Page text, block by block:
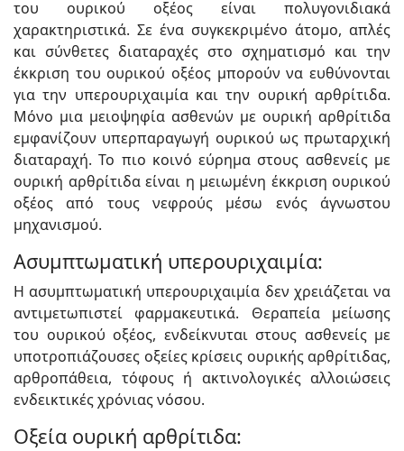
του ουρικού οξέος είναι πολυγονιδιακά
χαρακτηριστικά. Σε ένα συγκεκριμένο άτομο, απλές
και σύνθετες διαταραχές στο σχηματισμό και την
έκκριση του ουρικού οξέος μπορούν να ευθύνονται
για την υπερουριχαιμία και την ουρική αρθρίτιδα.
Μόνο μια μειοψηφία ασθενών με ουρική αρθρίτιδα
εμφανίζουν υπερπαραγωγή ουρικού ως πρωταρχική
διαταραχή. Το πιο κοινό εύρημα στους ασθενείς με
ουρική αρθρίτιδα είναι η μειωμένη έκκριση ουρικού
οξέος από τους νεφρούς μέσω ενός άγνωστου
μηχανισμού.
Ασυμπτωματική υπερουριχαιμία:
Η ασυμπτωματική υπερουριχαιμία δεν χρειάζεται να
αντιμετωπιστεί φαρμακευτικά. Θεραπεία μείωσης
του ουρικού οξέος, ενδείκνυται στους ασθενείς με
υποτροπιάζουσες οξείες κρίσεις ουρικής αρθρίτιδας,
αρθροπάθεια, τόφους ή ακτινολογικές αλλοιώσεις
ενδεικτικές χρόνιας νόσου.
Οξεία ουρική αρθρίτιδα: